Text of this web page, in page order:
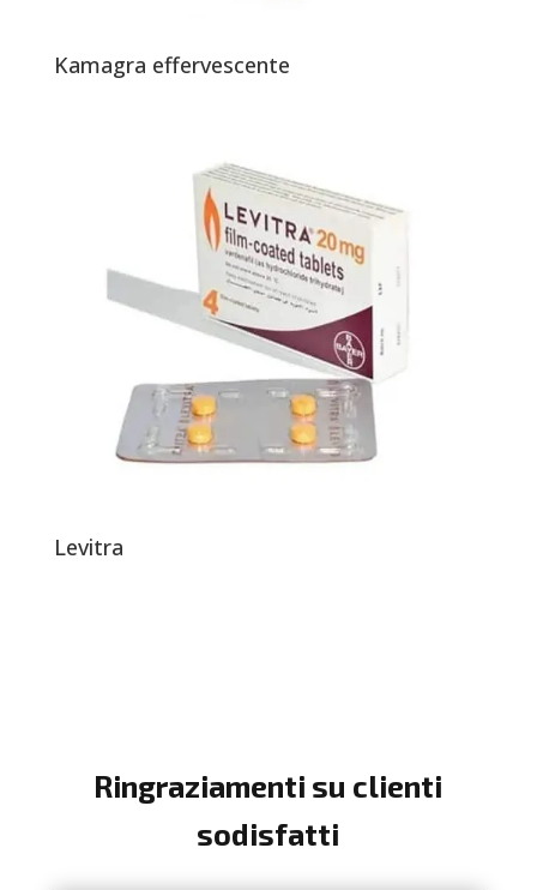
Kamagra effervescente
Levitra
Ringraziamenti su clienti
sodisfatti